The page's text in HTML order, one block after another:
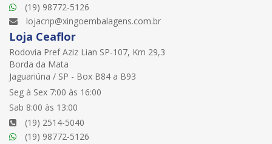
(19) 98772-5126
lojacnp@xingoembalagens.com.br
Loja Ceaflor
Rodovia Pref Aziz Lian SP-107, Km 29,3
Borda da Mata
Jaguariúna / SP - Box B84 a B93
Seg à Sex 7:00 às 16:00
Sab 8:00 às 13:00
(19) 2514-5040
(19) 98772-5126